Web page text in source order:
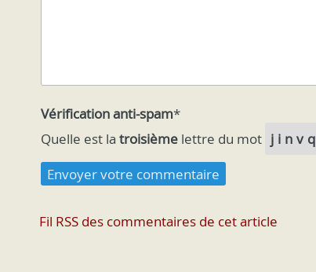
Vérification anti-spam*
Quelle est la troisième lettre du mot jinvq
Fil RSS des commentaires de cet article